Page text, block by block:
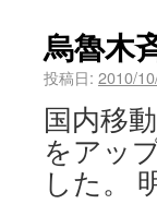
烏魯木
投稿日: 2010/
国内移
をアッ
した。